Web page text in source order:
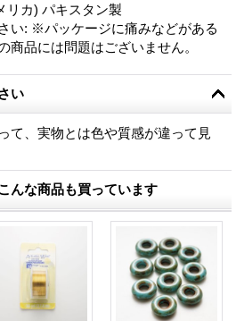
リカ) パキスタン製
い: ※パッケージに痛みなどがある
商品には問題はございません。
い
て、実物とは色や質感が違って見
んな商品も買っています